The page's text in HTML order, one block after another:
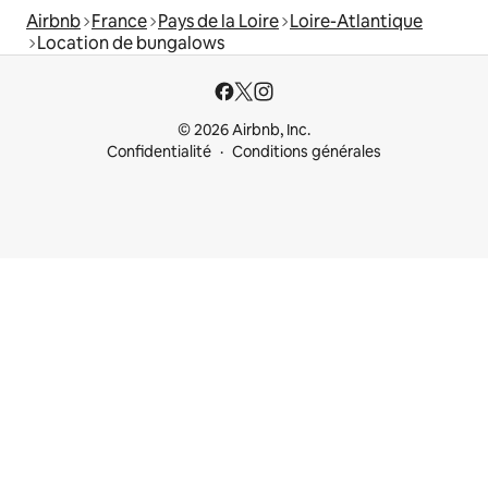
Airbnb France Pays de la Loire Loire-Atlantique
Location de bungalows
© 2026 Airbnb, Inc.
Confidentialité
Conditions générales